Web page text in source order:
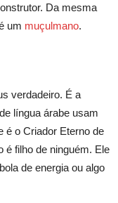
Da mesma
um muçulmano.
verdadeiro. É a
língua árabe usam
é o Criador Eterno de
é filho de ninguém. Ele
de energia ou algo